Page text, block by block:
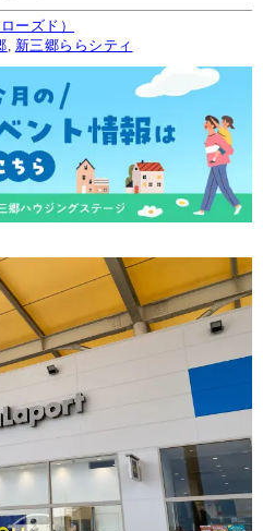
ーズド）
, 新三郷ららシティ